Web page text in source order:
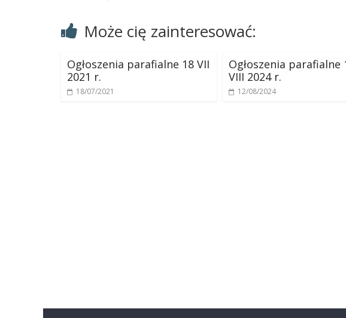
Może cię zainteresować:
Ogłoszenia parafialne 18 VII
2021 r.
18/07/2021
Ogłoszenia parafialne
VIII 2024 r.
12/08/2024